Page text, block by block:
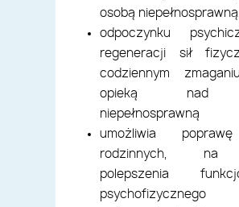
osobą niepełnosprawną,
odpoczynku
regeneracji sił
codziennym
opieką nad
niepełnosprawną
umożliwia
rodzinnych, na
polepszenia
psychofizycznego